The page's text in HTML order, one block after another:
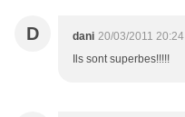
D dani 20/03/2011 20:24
Ils sont superbes!!!!!